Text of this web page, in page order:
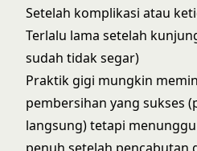
Setelah komplikasi atau
Terlalu lama setelah
sudah tidak segar)
Praktik gigi mungkin
pembersihan yang sukses
langsung) tetapi